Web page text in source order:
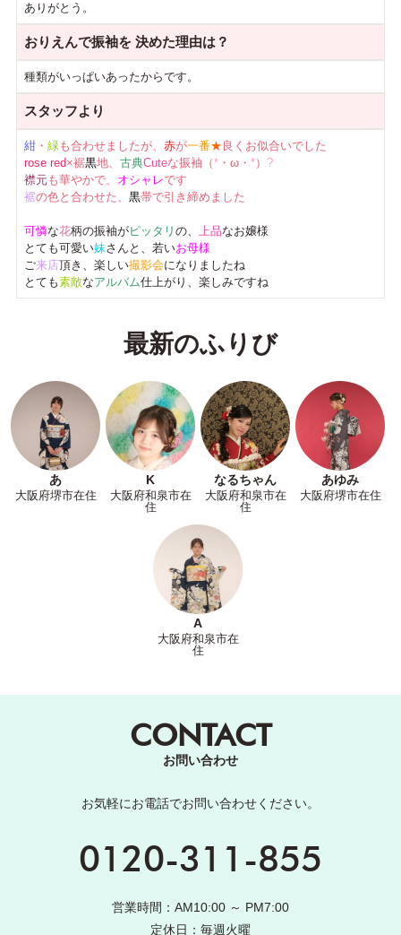
ありがとう。
おりえんで振袖を決めた理由は？
種類がいっぱいあったからです。
スタッフより
紺・ 緑も合わせましたが、 赤が一番★ 良くお似合いでした
rose red×裾黒地、 古典Cuteな振袖（*・ω・ *） ?
襟元も華やかで、 オシャレです
裾の色と合わせた、 黒帯で引き締めました
可憐な花柄の振袖がピッタリ の、 上品なお嬢様
とても可愛い妹さんと、若いお母様
ご来店頂き、楽しい撮影会になりましたね
とても素敵なアルバム仕上がり、楽しみですね
最新のふりび
あ
大阪府堺市在住
K
大阪府和泉市在
住
なるちゃん
大阪府和泉市在
住
あゆみ
大阪府堺市在住
A
大阪府和泉市在
住
CONTACT
お問い合わせ
お気軽にお電話でお問い合わせください。
0120-311-855
営業時間：AM10:00 ～ PM7:00
定休日：毎週火曜